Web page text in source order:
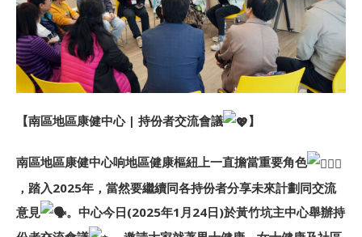
【南區地區康健中心 | 持份者交流會議 】
南區地區康健中心响地區健康樞紐上一直擔當重要角色
，踏入2025年，當然要繼續同各持份者分享未來計劃同交流
意見
。中心今日(2025年1月24日)於黃竹坑主中心舉辦持